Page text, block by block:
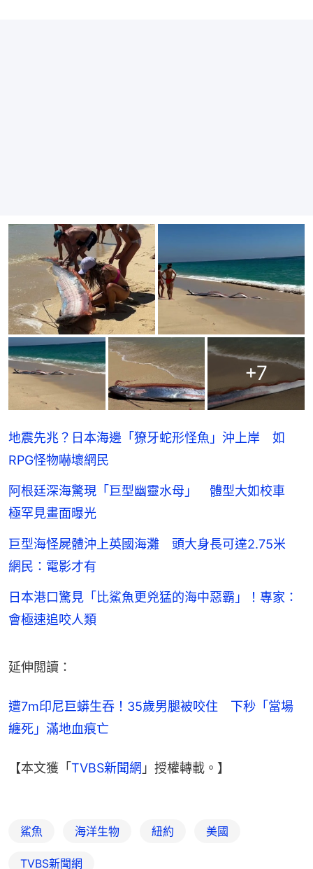
+7
地震先兆？日本海邊「獠牙蛇形怪魚」沖上岸 如
RPG怪物嚇壞網民
阿根廷深海驚現「巨型幽靈水母」 體型大如校車
極罕見畫面曝光
巨型海怪屍體沖上英國海灘 頭大身長可達2.75米
網民：電影才有
日本港口驚見「比鯊魚更兇猛的海中惡霸」！專家：
會極速追咬人類
延伸閲讀：
遭7m印尼巨蟒生吞！35歲男腿被咬住　下秒「當場
纏死」滿地血痕亡
【本文獲「 TVBS新聞網 」授權轉載。】
鯊魚 海洋生物 紐約 美國
TVBS新聞網